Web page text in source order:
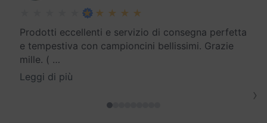
Prodotti eccellenti e servizio di consegna perfetta
e tempestiva con campioncini bellissimi. Grazie
mille. ( …
Leggi di più
›